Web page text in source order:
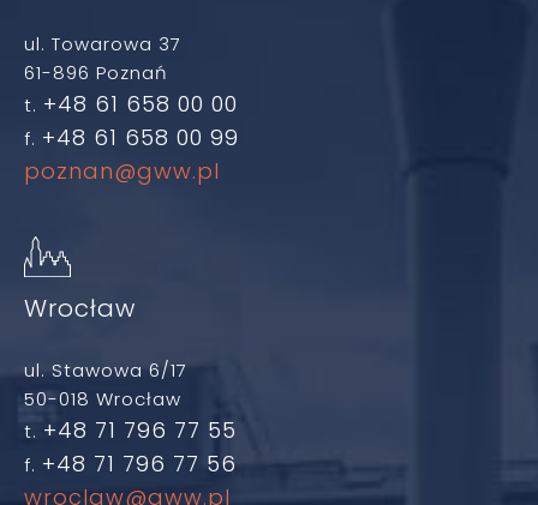
ul. Towarowa 37
61-896 Poznań
t. +48 61 658 00 00
f. +48 61 658 00 99
poznan@gww.pl
Wrocław
ul. Stawowa 6/17
50-018 Wrocław
t. +48 71 796 77 55
f. +48 71 796 77 56
wroclaw@gww.pl